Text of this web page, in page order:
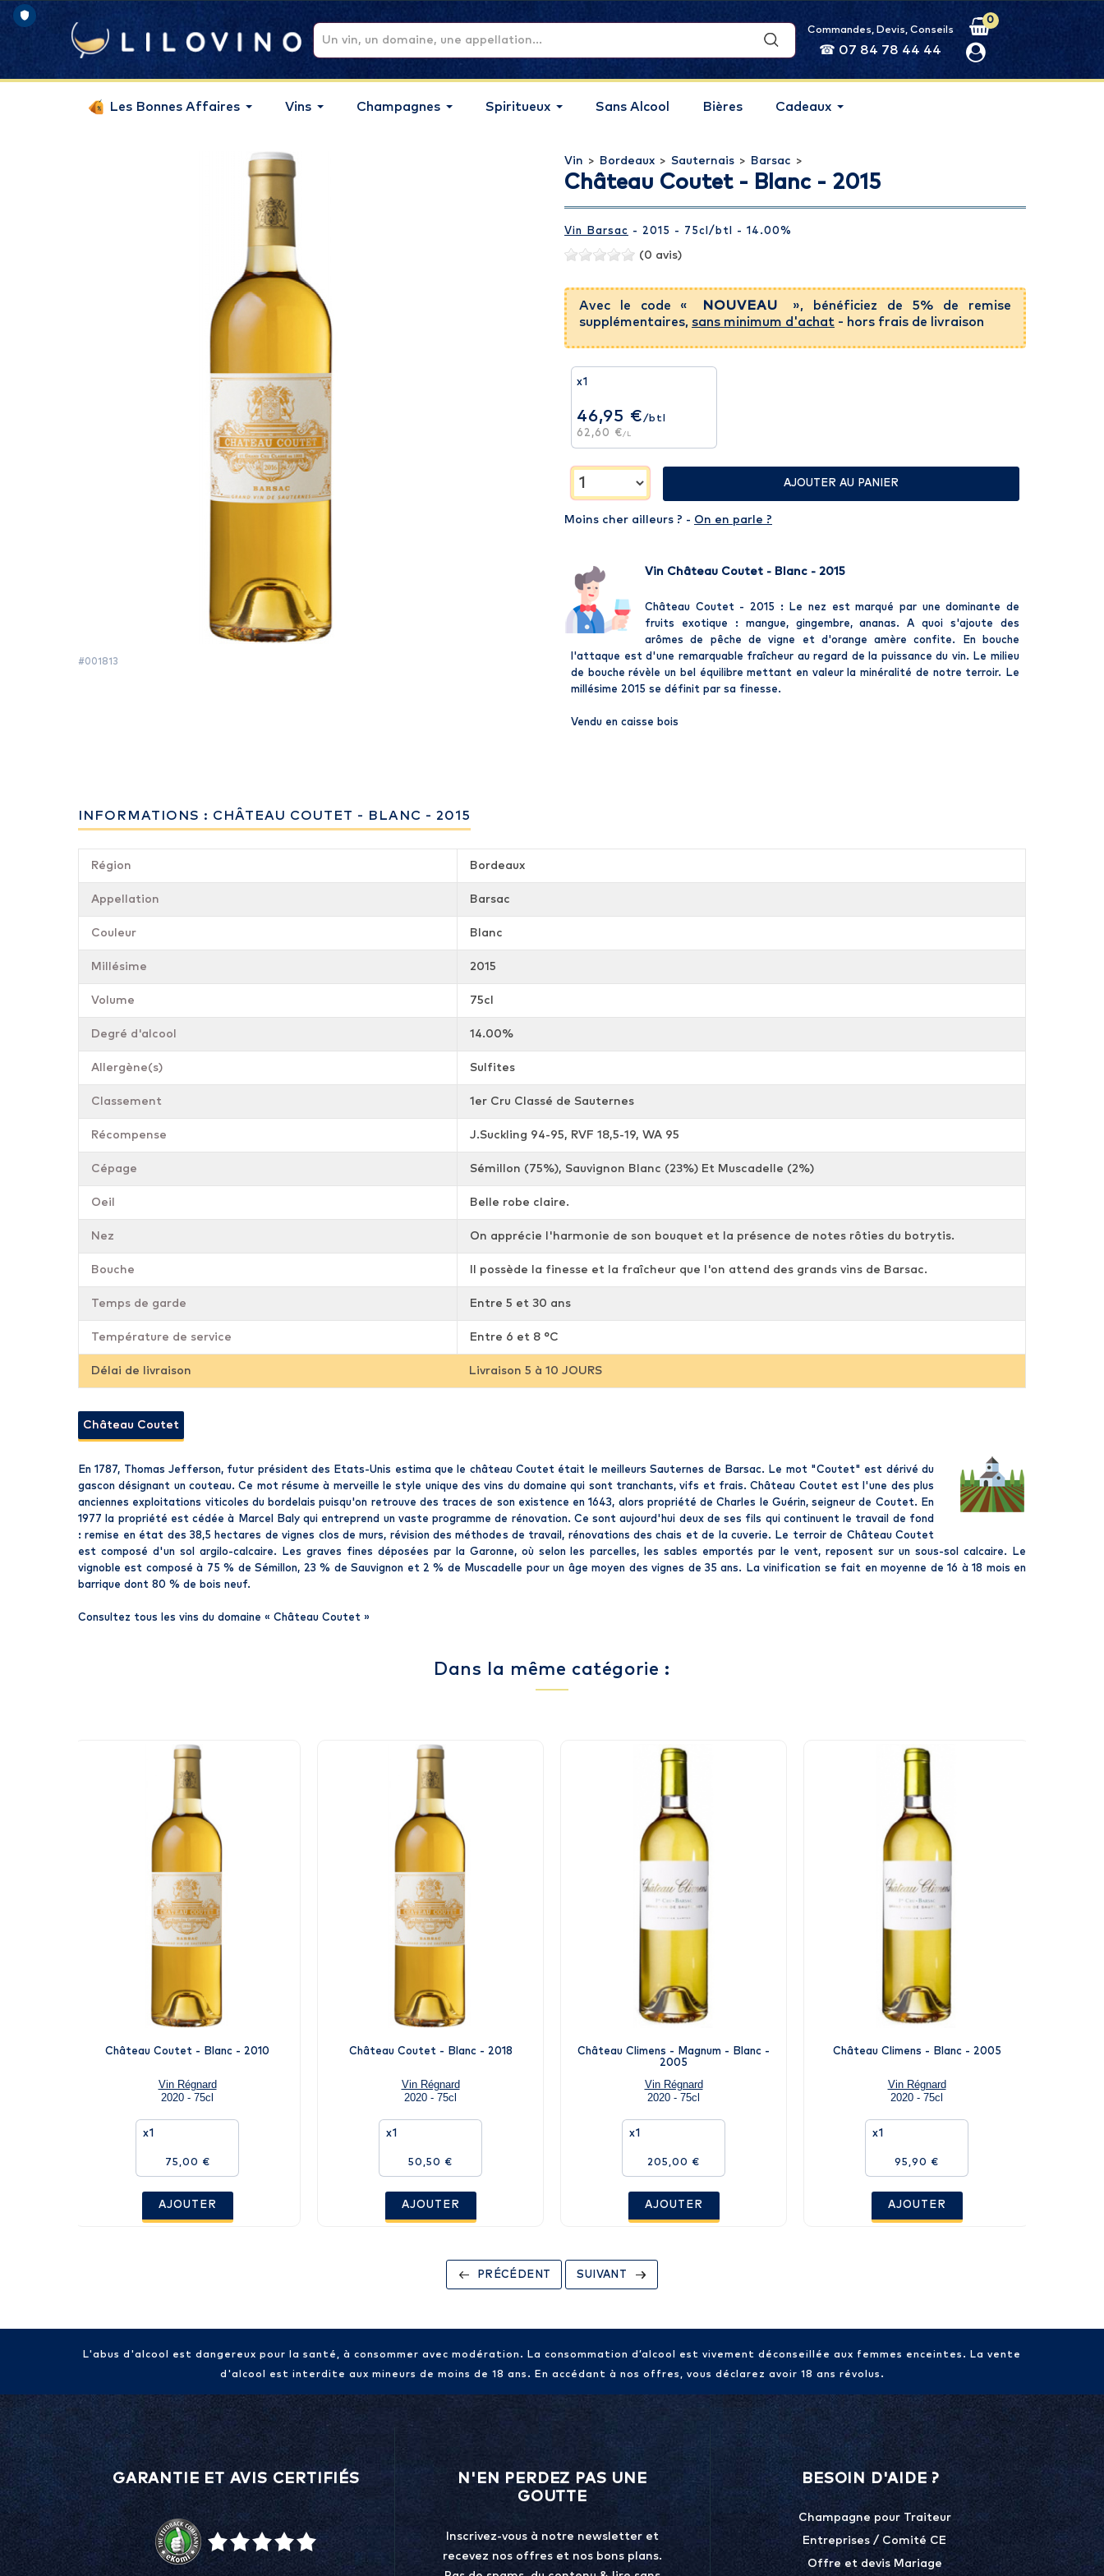
Commandes, Devis, Conseils
☎ 07 84 78 44 44
0
Les Bonnes Affaires Vins Champagnes Spiritueux Sans Alcool Bières Cadeaux
#001813
Vin > Bordeaux > Sauternais > Barsac >
Château Coutet - Blanc - 2015
Vin Barsac - 2015 - 75cl /btl - 14.00%
(0 avis)
Avec le code « NOUVEAU
», bénéficiez de 5% de remise
supplémentaires, sans minimum d'achat - hors frais de livraison
x1
46,95 € /btl
62,60 € /L
AJOUTER AU PANIER
Moins cher ailleurs ? - On en parle ?
Vin Château Coutet - Blanc - 2015
Château Coutet - 2015 : Le nez est marqué par une dominante de
fruits exotique : mangue, gingembre, ananas. A quoi s'ajoute des
arômes de pêche de vigne et d'orange amère confite. En bouche
l'attaque est d'une remarquable fraîcheur au regard de la puissance du vin. Le milieu
de bouche révèle un bel équilibre mettant en valeur la minéralité de notre terroir. Le
millésime 2015 se définit par sa finesse.
Vendu en caisse bois
INFORMATIONS : CHÂTEAU COUTET - BLANC - 2015
Région Bordeaux
Appellation Barsac
Couleur Blanc
Millésime 2015
Volume 75cl
Degré d'alcool 14.00%
Allergène(s) Sulfites
Classement 1er Cru Classé de Sauternes
Récompense J.Suckling 94-95, RVF 18,5-19, WA 95
Cépage Sémillon (75%), Sauvignon Blanc (23%) Et Muscadelle (2%)
Oeil Belle robe claire.
Nez On apprécie l'harmonie de son bouquet et la présence de notes rôties du botrytis.
Bouche Il possède la finesse et la fraîcheur que l'on attend des grands vins de Barsac.
Temps de garde Entre 5 et 30 ans
Température de service Entre 6 et 8 °C
Délai de livraison Livraison 5 à 10 JOURS
Château Coutet
En 1787, Thomas Jefferson, futur président des Etats-Unis estima que le château Coutet était le meilleurs Sauternes de Barsac. Le mot "Coutet" est dérivé du
gascon désignant un couteau. Ce mot résume à merveille le style unique des vins du domaine qui sont tranchants, vifs et frais. Château Coutet est l'une des plus
anciennes exploitations viticoles du bordelais puisqu'on retrouve des traces de son existence en 1643, alors propriété de Charles le Guérin, seigneur de Coutet. En
1977 la propriété est cédée à Marcel Baly qui entreprend un vaste programme de rénovation. Ce sont aujourd'hui deux de ses fils qui continuent le travail de fond
: remise en état des 38,5 hectares de vignes clos de murs, révision des méthodes de travail, rénovations des chais et de la cuverie. Le terroir de Château Coutet
est composé d'un sol argilo-calcaire. Les graves fines déposées par la Garonne, où selon les parcelles, les sables emportés par le vent, reposent sur un sous-sol calcaire. Le
vignoble est composé à 75 % de Sémillon, 23 % de Sauvignon et 2 % de Muscadelle pour un âge moyen des vignes de 35 ans. La vinification se fait en moyenne de 16 à 18 mois en
barrique dont 80 % de bois neuf.
Consultez tous les vins du domaine « Château Coutet »
Dans la même catégorie :
Château Coutet - Blanc - 2010
Vin Régnard
2020 - 75cl
x1
75,00 €
AJOUTER
Château Coutet - Blanc - 2018
Vin Régnard
2020 - 75cl
x1
50,50 €
AJOUTER
Château Climens - Magnum - Blanc -
2005
Vin Régnard
2020 - 75cl
x1
205,00 €
AJOUTER
Château Climens - Blanc - 2005
Vin Régnard
2020 - 75cl
x1
95,90 €
AJOUTER
PRÉCÉDENT SUIVANT
L'abus d'alcool est dangereux pour la santé, à consommer avec modération. La consommation d’alcool est vivement déconseillée aux femmes enceintes. La vente
d'alcool est interdite aux mineurs de moins de 18 ans. En accédant à nos offres, vous déclarez avoir 18 ans révolus.
GARANTIE ET AVIS CERTIFIÉS
N'EN PERDEZ PAS UNE
GOUTTE
Inscrivez-vous à notre newsletter et
recevez nos offres et nos bons plans.
BESOIN D'AIDE ?
Champagne pour Traiteur
Entreprises / Comité CE
Offre et devis Mariage